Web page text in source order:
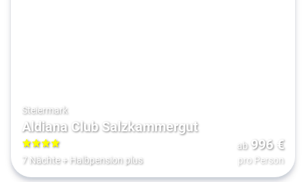
Steiermark
Aldiana Club Salzkammergut
4
7 Nächte+ Halbpension plus
ab 996€
pro Person